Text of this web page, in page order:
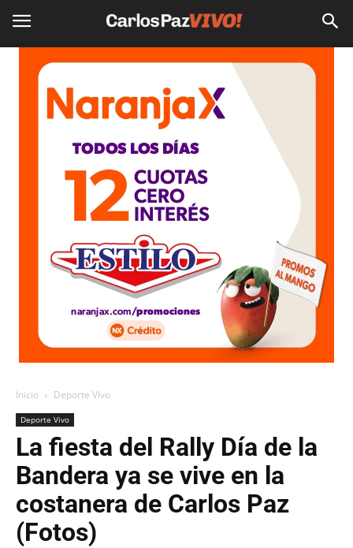
Inicio Deporte Vivo
Deporte Vivo
La fiesta del Rally Día de la
Bandera ya se vive en la
costanera de Carlos Paz
(Fotos)